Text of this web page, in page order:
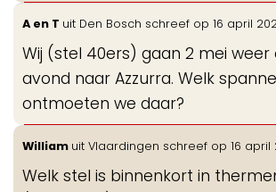
A en T uit Den Bosch schreef op 16 april
Wij (stel 40ers) gaan 2 mei weer
avond naar Azzurra. Welk
ontmoeten we daar?
William uit Vlaardingen schreef op 16 april
Welk stel is binnenkort in